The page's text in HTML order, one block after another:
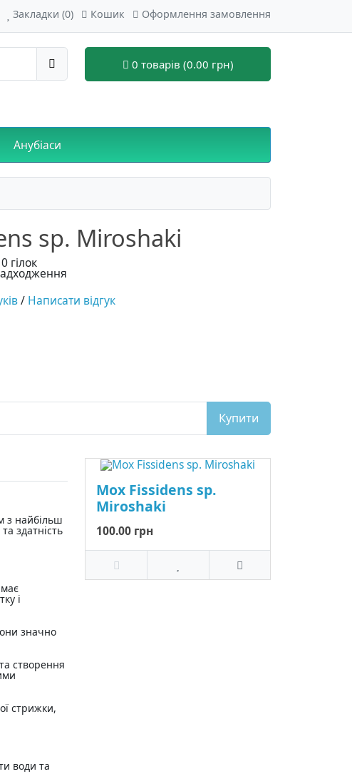
Закладки (0) Кошик Оформлення замовлення
0 товарів (0.00 грн)
Анубіаси
sp. Miroshaki
гілок
/ Написати відгук
Купити
з найбільш
та здатність
і
значно
створення
стрижки,
води та
Мох Fissidens sp.
Miroshaki
100.00 грн